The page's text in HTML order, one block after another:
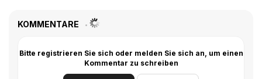
KOMMENTARE
Bitte registrieren Sie sich oder melden Sie sich an, um einen
Kommentar zu schreiben